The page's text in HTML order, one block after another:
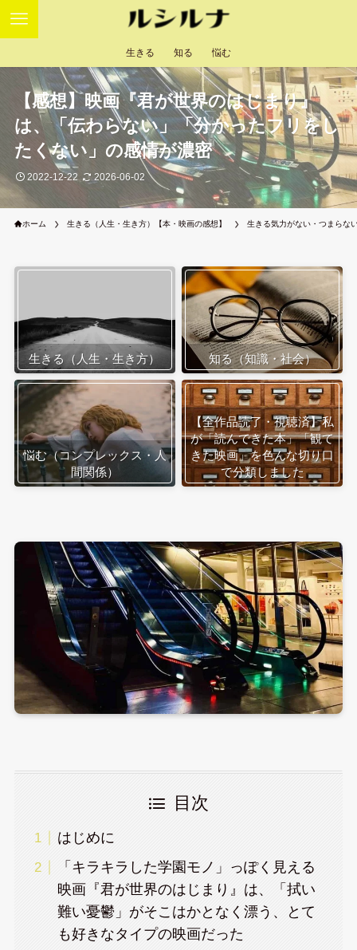
生きる 知る 悩む
【感想】映画『君が世界のはじまり』
は、「伝わらない」「分かったフリをし
たくない」の感情が濃密
2022-12-22 2026-06-02
ホーム 生きる（人生・生き方）【本・映画の感想】 生きる気力がない・つまらな
生きる（人生・生き方） 知る（知識・社会）
悩む（コンプレックス・人
間関係）
【全作品読了・視聴済】私
が「読んできた本」「観て
きた映画」を色んな切り口
で分類しました
目次
はじめに
「キラキラした学園モノ」っぽく見える
映画『君が世界のはじまり』は、「拭い
難い憂鬱」がそこはかとなく漂う、とて
も好きなタイプの映画だった